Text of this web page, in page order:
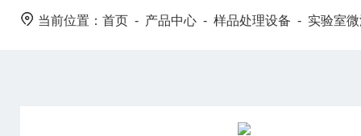
当前位置： 首页 - 产品中心 - 样品处理设备 - 实验室